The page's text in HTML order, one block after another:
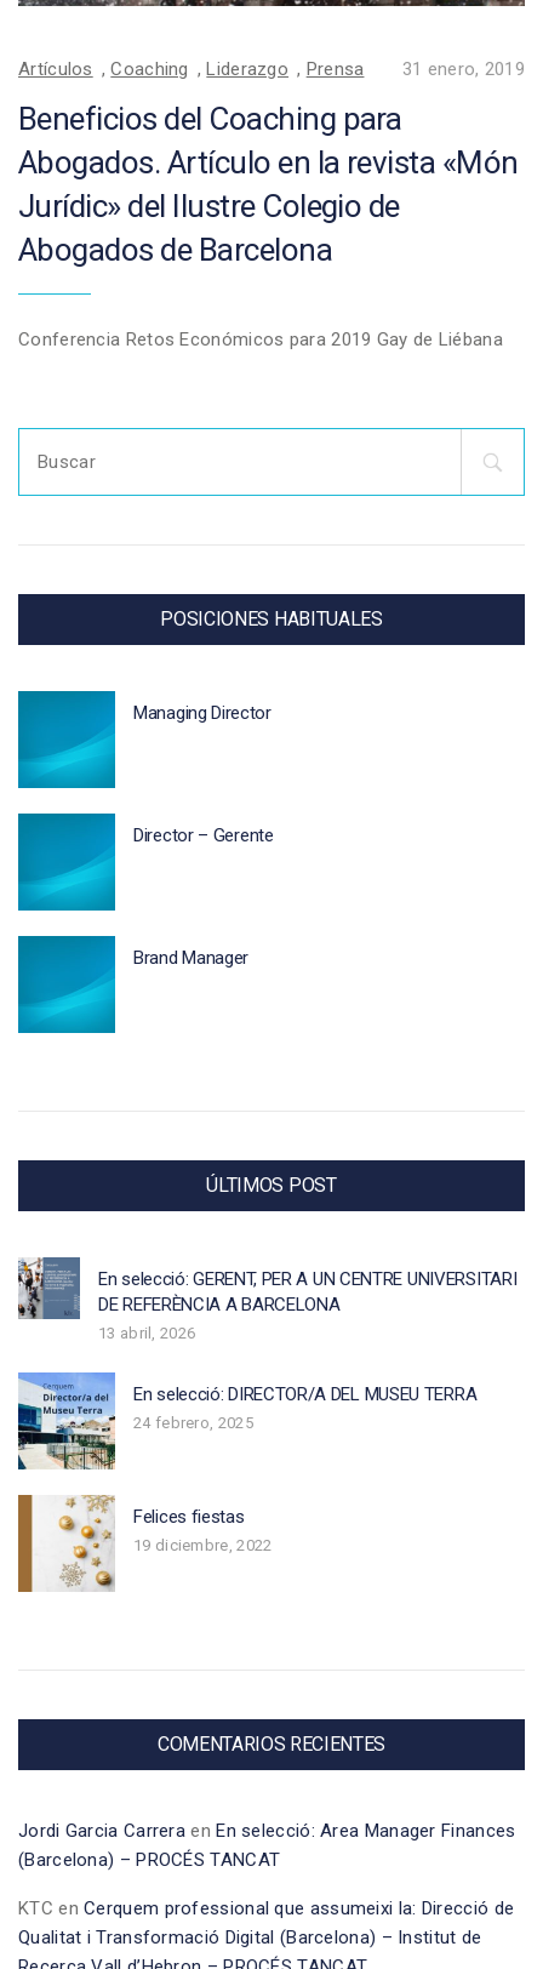
Artículos ,Coaching ,Liderazgo , Prensa 31 enero, 2019
Beneficios del Coaching para
Abogados. Artículo en la revista «Món
Jurídic» del Ilustre Colegio de
Abogados de Barcelona
Conferencia Retos Económicos para 2019 Gay de Liébana
for:
POSICIONES HABITUALES
Managing Director
Director – Gerente
Brand Manager
ÚLTIMOS POST
En selecció: GERENT, PER A UN CENTRE UNIVERSITARI
DE REFERÈNCIA A BARCELONA
13 abril, 2026
En selecció: DIRECTOR/A DEL MUSEU TERRA
24 febrero, 2025
Felices fiestas
19 diciembre, 2022
COMENTARIOS RECIENTES
Jordi Garcia Carrera enEn selecció: Area Manager Finances
(Barcelona) – PROCÉS TANCAT
KTC enCerquem professional que assumeixi la: Direcció de
Qualitat i Transformació Digital (Barcelona) – Institut de